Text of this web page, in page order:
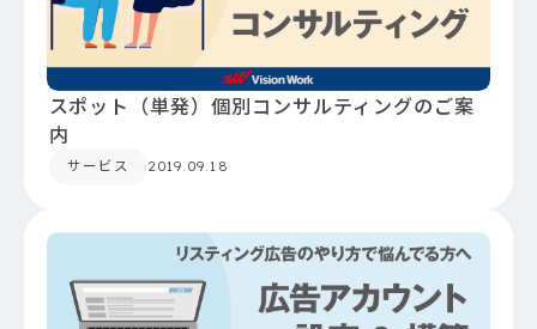
スポット（単発）個別コンサルティングのご案
内
サービス 2019.09.18